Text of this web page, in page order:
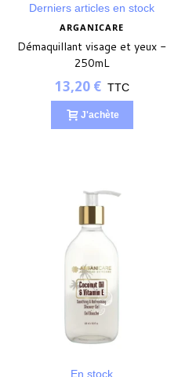
Derniers articles en stock
ARGANICARE
Démaquillant visage et yeux -
250mL
13,20 € TTC
J'achète
En stock